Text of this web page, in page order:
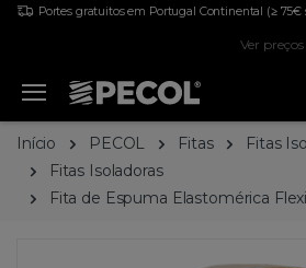
Portes gratuitos em Portugal Continental (≥ 75€
Ver
Início PECOL Fitas
Fitas
Fitas Isoladoras
Fita de Espuma Elastomérica